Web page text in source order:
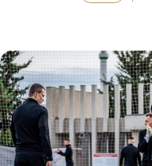
Akademia
Biznes